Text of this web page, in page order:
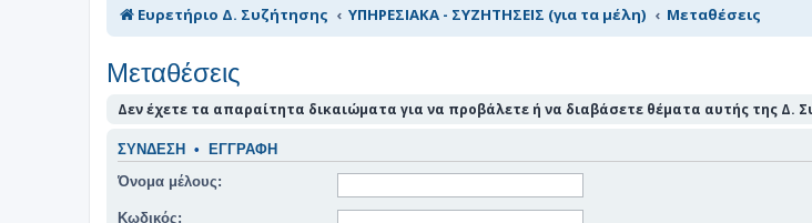
Ευρετήριο Δ. Συζήτησης
ΥΠΗΡΕΣΙΑΚΑ - ΣΥΖΗΤΗΣΕΙΣ (για τα μέλη) Μεταθέσεις
Μεταθέσεις
Δεν έχετε τα απαραίτητα δικαιώματα για να προβάλετε ή να διαβάσετε θέματα αυτής της Δ.
ΣΎΝΔΕΣΗ • ΕΓΓΡΑΦΉ
Όνομα μέλους:
Κωδικός: